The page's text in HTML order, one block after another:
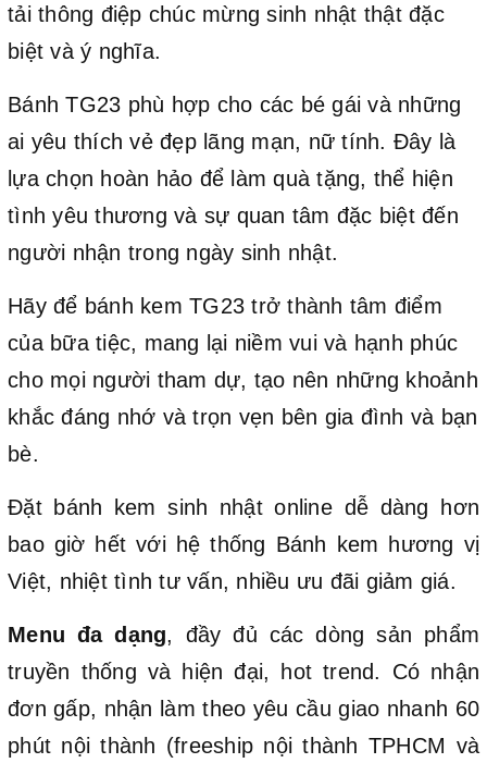
tải thông điệp chúc mừng sinh nhật thật đặc
biệt và ý nghĩa.
Bánh TG23 phù hợp cho các bé gái và những
ai yêu thích vẻ đẹp lãng mạn, nữ tính. Đây là
lựa chọn hoàn hảo để làm quà tặng, thể hiện
tình yêu thương và sự quan tâm đặc biệt đến
người nhận trong ngày sinh nhật.
Hãy để bánh kem TG23 trở thành tâm điểm
của bữa tiệc, mang lại niềm vui và hạnh phúc
cho mọi người tham dự, tạo nên những khoảnh
khắc đáng nhớ và trọn vẹn bên gia đình và bạn
bè.
Đặt bánh kem sinh nhật online dễ dàng hơn
bao giờ hết với hệ thống Bánh kem hương vị
Việt, nhiệt tình tư vấn, nhiều ưu đãi giảm giá.
Menu đa dạng, đầy đủ các dòng sản phẩm
truyền thống và hiện đại, hot trend. Có nhận
đơn gấp, nhận làm theo yêu cầu giao nhanh 60
phút nội thành (freeship nội thành TPHCM và